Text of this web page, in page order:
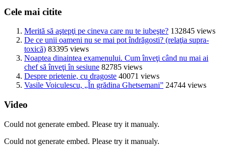
Cele mai citite
Merită să aştepţi pe cineva care nu te iubeşte? 132845 views
De ce unii oameni nu se mai pot îndrăgosti? (relaţia supra-
toxică) 83395 views
Noaptea dinaintea examenului. Cum înveţi când nu mai ai
chef să înveţi în sesiune 82785 views
Despre prietenie, cu dragoste 40071 views
Vasile Voiculescu, „În grădina Ghetsemani” 24744 views
Video
Could not generate embed. Please try it manualy.
Could not generate embed. Please try it manualy.